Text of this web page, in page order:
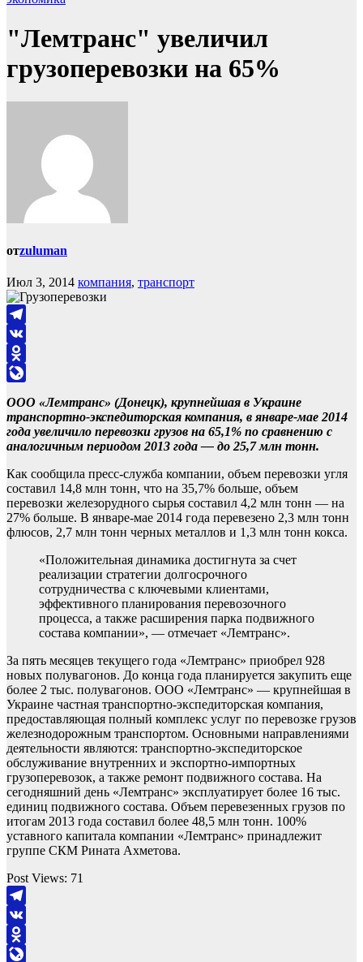
"Лемтранс" увеличил
грузоперевозки на 65%
отzuluman
Июл 3, 2014 компания, транспорт
Telegram
VK
Odnoklassniki
ООО «Лемтранс» (Донецк), крупнейшая в Украине
транспортно-экспедиторская компания, в январе-мае 2014
года увеличило перевозки грузов на 65,1% по сравнению с
аналогичным периодом 2013 года — до 25,7 млн тонн.
Как сообщила пресс-служба компании, объем перевозки угля
составил 14,8 млн тонн, что на 35,7% больше, объем
перевозки железорудного сырья составил 4,2 млн тонн — на
27% больше. В январе-мае 2014 года перевезено 2,3 млн тонн
флюсов, 2,7 млн тонн черных металлов и 1,3 млн тонн кокса.
«Положительная динамика достигнута за счет
реализации стратегии долгосрочного
сотрудничества с ключевыми клиентами,
эффективного планирования перевозочного
процесса, а также расширения парка подвижного
состава компании», — отмечает «Лемтранс».
За пять месяцев текущего года «Лемтранс» приобрел 928
новых полувагонов. До конца года планируется закупить еще
более 2 тыс. полувагонов. ООО «Лемтранс» — крупнейшая в
Украине частная транспортно-экспедиторская компания,
предоставляющая полный комплекс услуг по перевозке грузов
железнодорожным транспортом. Основными направлениями
деятельности являются: транспортно-экспедиторское
обслуживание внутренних и экспортно-импортных
грузоперевозок, а также ремонт подвижного состава. На
сегодняшний день «Лемтранс» эксплуатирует более 16 тыс.
единиц подвижного состава. Объем перевезенных грузов по
итогам 2013 года составил более 48,5 млн тонн. 100%
уставного капитала компании «Лемтранс» принадлежит
группе СКМ Рината Ахметова.
Post Views: 71
Telegram
VK
Odnoklassniki